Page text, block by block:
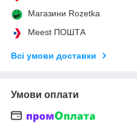
Магазини Rozetka
Meest ПОШТА
Всі умови доставки
Умови оплати